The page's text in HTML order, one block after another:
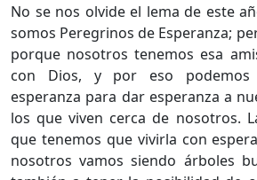
No se nos olvide el lema de este
somos Peregrinos de Esperanza;
porque nosotros tenemos esa
con Dios, y por eso podemos
esperanza para dar esperanza a
los que viven cerca de nosotros.
que tenemos que vivirla con
nosotros vamos siendo árboles